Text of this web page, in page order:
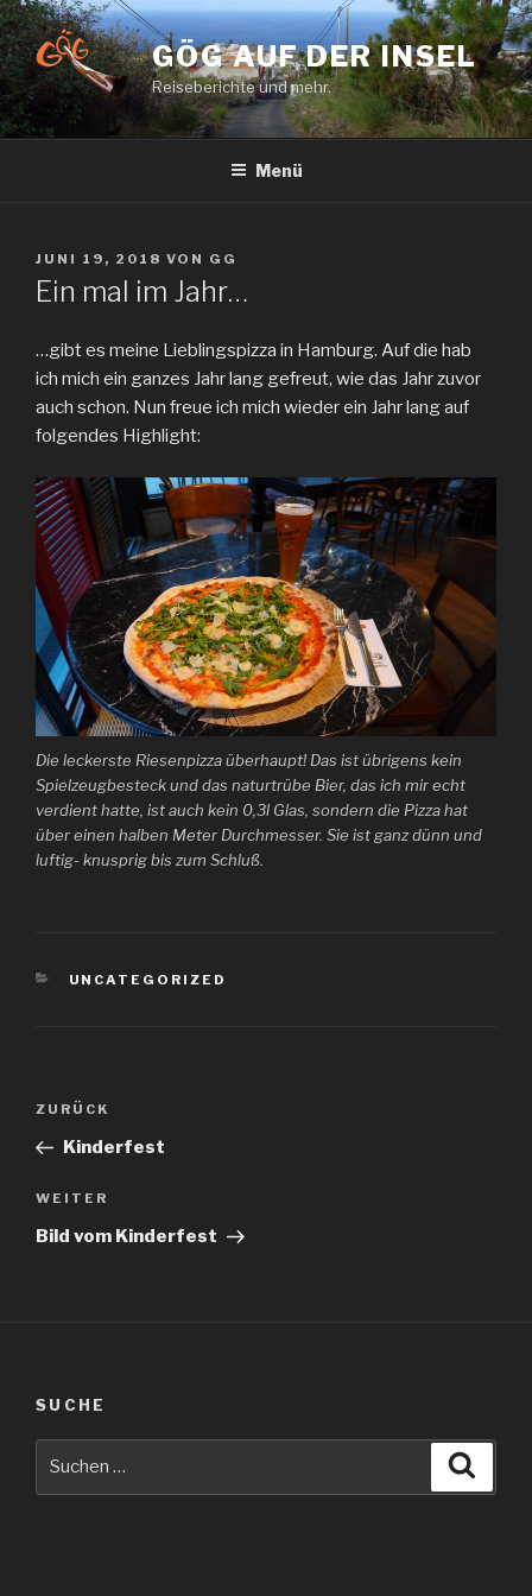
Zum
Inhalt
springen
GÖG AUF DER INSEL
Reiseberichte und mehr.
Menü
VERÖFFENTLICHT
AM
JUNI 19, 2018 VON GG
Ein mal im Jahr…
…gibt es meine Lieblingspizza in Hamburg. Auf die hab
ich mich ein ganzes Jahr lang gefreut, wie das Jahr zuvor
auch schon. Nun freue ich mich wieder ein Jahr lang auf
folgendes Highlight:
Die leckerste Riesenpizza überhaupt! Das ist übrigens kein
Spielzeugbesteck und das naturtrübe Bier, das ich mir echt
verdient hatte, ist auch kein 0,3l Glas, sondern die Pizza hat
über einen halben Meter Durchmesser. Sie ist ganz dünn und
luftig- knusprig bis zum Schluß.
KATEGORIEN
UNCATEGORIZED
Beitragsnavigation
Vorheriger
Beitrag
ZURÜCK
Kinderfest
Nächster
Beitrag
WEITER
Bild vom Kinderfest
SUCHE